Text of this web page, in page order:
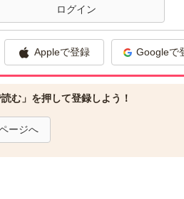
ログイン
Appleで登録 Googleで
む」を押して登録しよう！
ージへ